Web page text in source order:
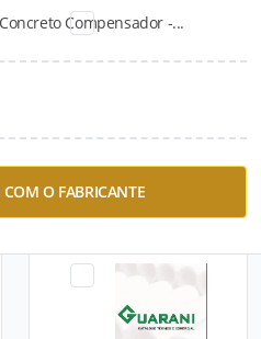
Compensador -...
COM O FABRICANTE
Guarani Tubos